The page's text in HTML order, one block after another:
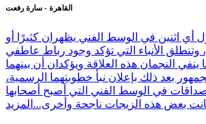
القاهرة - سارة رفعت
أي اثنين في الوسط الفني يظهران كثيرًا أو
الأنباء التي تؤكد وجود رباط عاطفي
ينفي النجمان هذه العلاقة ويؤكدان أن بينهما
بعد ذلك بإعلان نبأ خطوبتهما الرسمية،
في الوسط الفني التي أصبح أصحابها
بعض هذه الزيجات ناجحة وأخرى... المزيد